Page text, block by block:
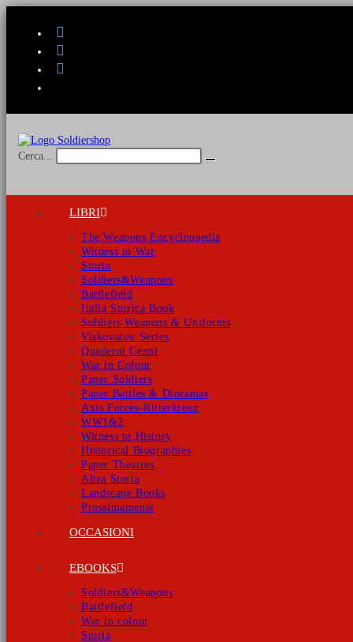
Cerca...
Invia
LIBRI
The Weapons Encyclopaedia
Witness to War
Storia
Soldiers&Weapons
Battlefield
Italia Storica Book
Soldiers Weapons & Uniforms
Viskovatov Series
Quaderni Cenni
War in Colour
Paper Soldiers
Paper Battles & Dioramas
Axis Forces-Ritterkreuz
WW1&2
Witness to History
Historical Biographies
Paper Theatres
Altra Storia
Landscape Books
Prossimamente
OCCASIONI
EBOOKS
Soldiers&Weapons
Battlefield
War in colour
Storia